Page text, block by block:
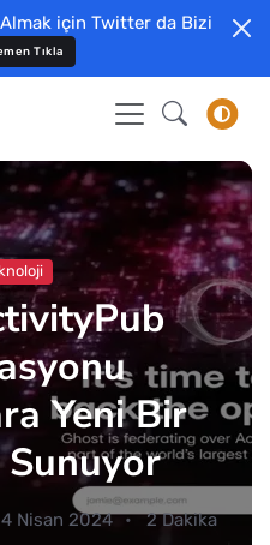
için Twitter da Bizi
Tıkla
Yeni Bir
Nisan 2024 2 Dakika